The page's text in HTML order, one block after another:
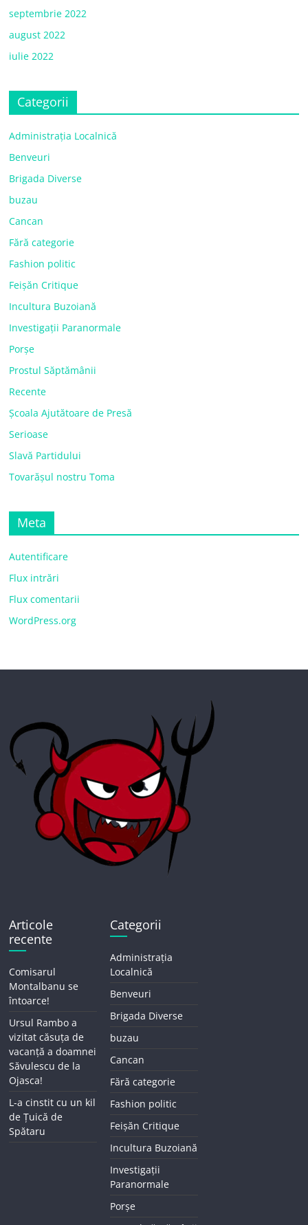
septembrie 2022
august 2022
iulie 2022
Categorii
Administrația Localnică
Benveuri
Brigada Diverse
buzau
Cancan
Fără categorie
Fashion politic
Feișăn Critique
Incultura Buzoiană
Investigații Paranormale
Porșe
Prostul Săptămânii
Recente
Școala Ajutătoare de Presă
Serioase
Slavă Partidului
Tovarășul nostru Toma
Meta
Autentificare
Flux intrări
Flux comentarii
WordPress.org
Articole
recente
Comisarul
Montalbanu se
întoarce!
Ursul Rambo a
vizitat căsuța de
vacanță a doamnei
Săvulescu de la
Ojasca!
L-a cinstit cu un kil
de Țuică de
Spătaru
Categorii
Administrația
Localnică
Benveuri
Brigada Diverse
buzau
Cancan
Fără categorie
Fashion politic
Feișăn Critique
Incultura Buzoiană
Investigații
Paranormale
Porșe